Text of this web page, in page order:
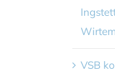
VSB